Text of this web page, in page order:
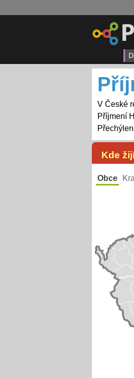
V České
Příjmení
Kde
Obce